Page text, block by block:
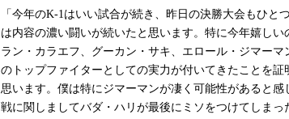
「今年のK-1はいい試合が続き、昨日の決勝大会もひと
は内容の濃い闘いが続いたと思います。特に今年嬉しい
ラン・カラエフ、グーカン・サキ、エロール・ジマーマ
のトップファイターとしての実力が付いてきたことを証
思います。僕は特にジマーマンが凄く可能性があると感
戦に関しましてバダ・ハリが最後にミソをつけてしまっ